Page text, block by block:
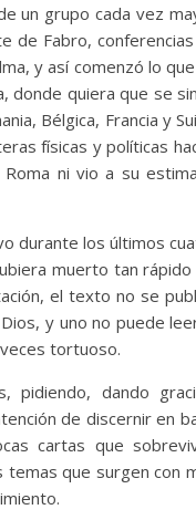
un grupo cada vez
de Fabro,
y así comenzó lo
donde quiera que se
Bélgica, Francia y
físicas y políticas
ni vio a su
durante los últimos
muerto tan rápido
el texto no se
y uno no puede
tortuoso.
dando
de discernir en
cartas que
que surgen con